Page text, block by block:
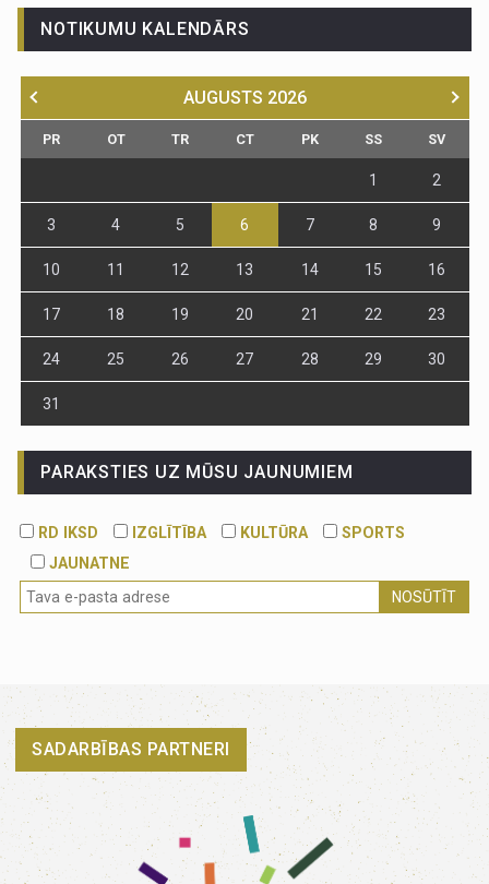
NOTIKUMU KALENDĀRS
AUGUSTS 2026
PR OT TR CT PK SS SV
1 2
3 4 5 6 7 8 9
10 11 12 13 14 15 16
17 18 19 20 21 22 23
24 25 26 27 28 29 30
31
PARAKSTIES UZ MŪSU JAUNUMIEM
RD IKSD IZGLĪTĪBA KULTŪRA
SPORTS
JAUNATNE
NOSŪTĪT
SADARBĪBAS PARTNERI